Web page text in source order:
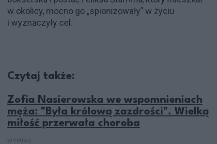
w okolicy, mocno go „spionizowały” w życiu
i wyznaczyły cel.
Czytaj także:
Zofia Nasierowska we wspomnieniach
męża: "Była królową zazdrości". Wielką
miłość przerwała choroba